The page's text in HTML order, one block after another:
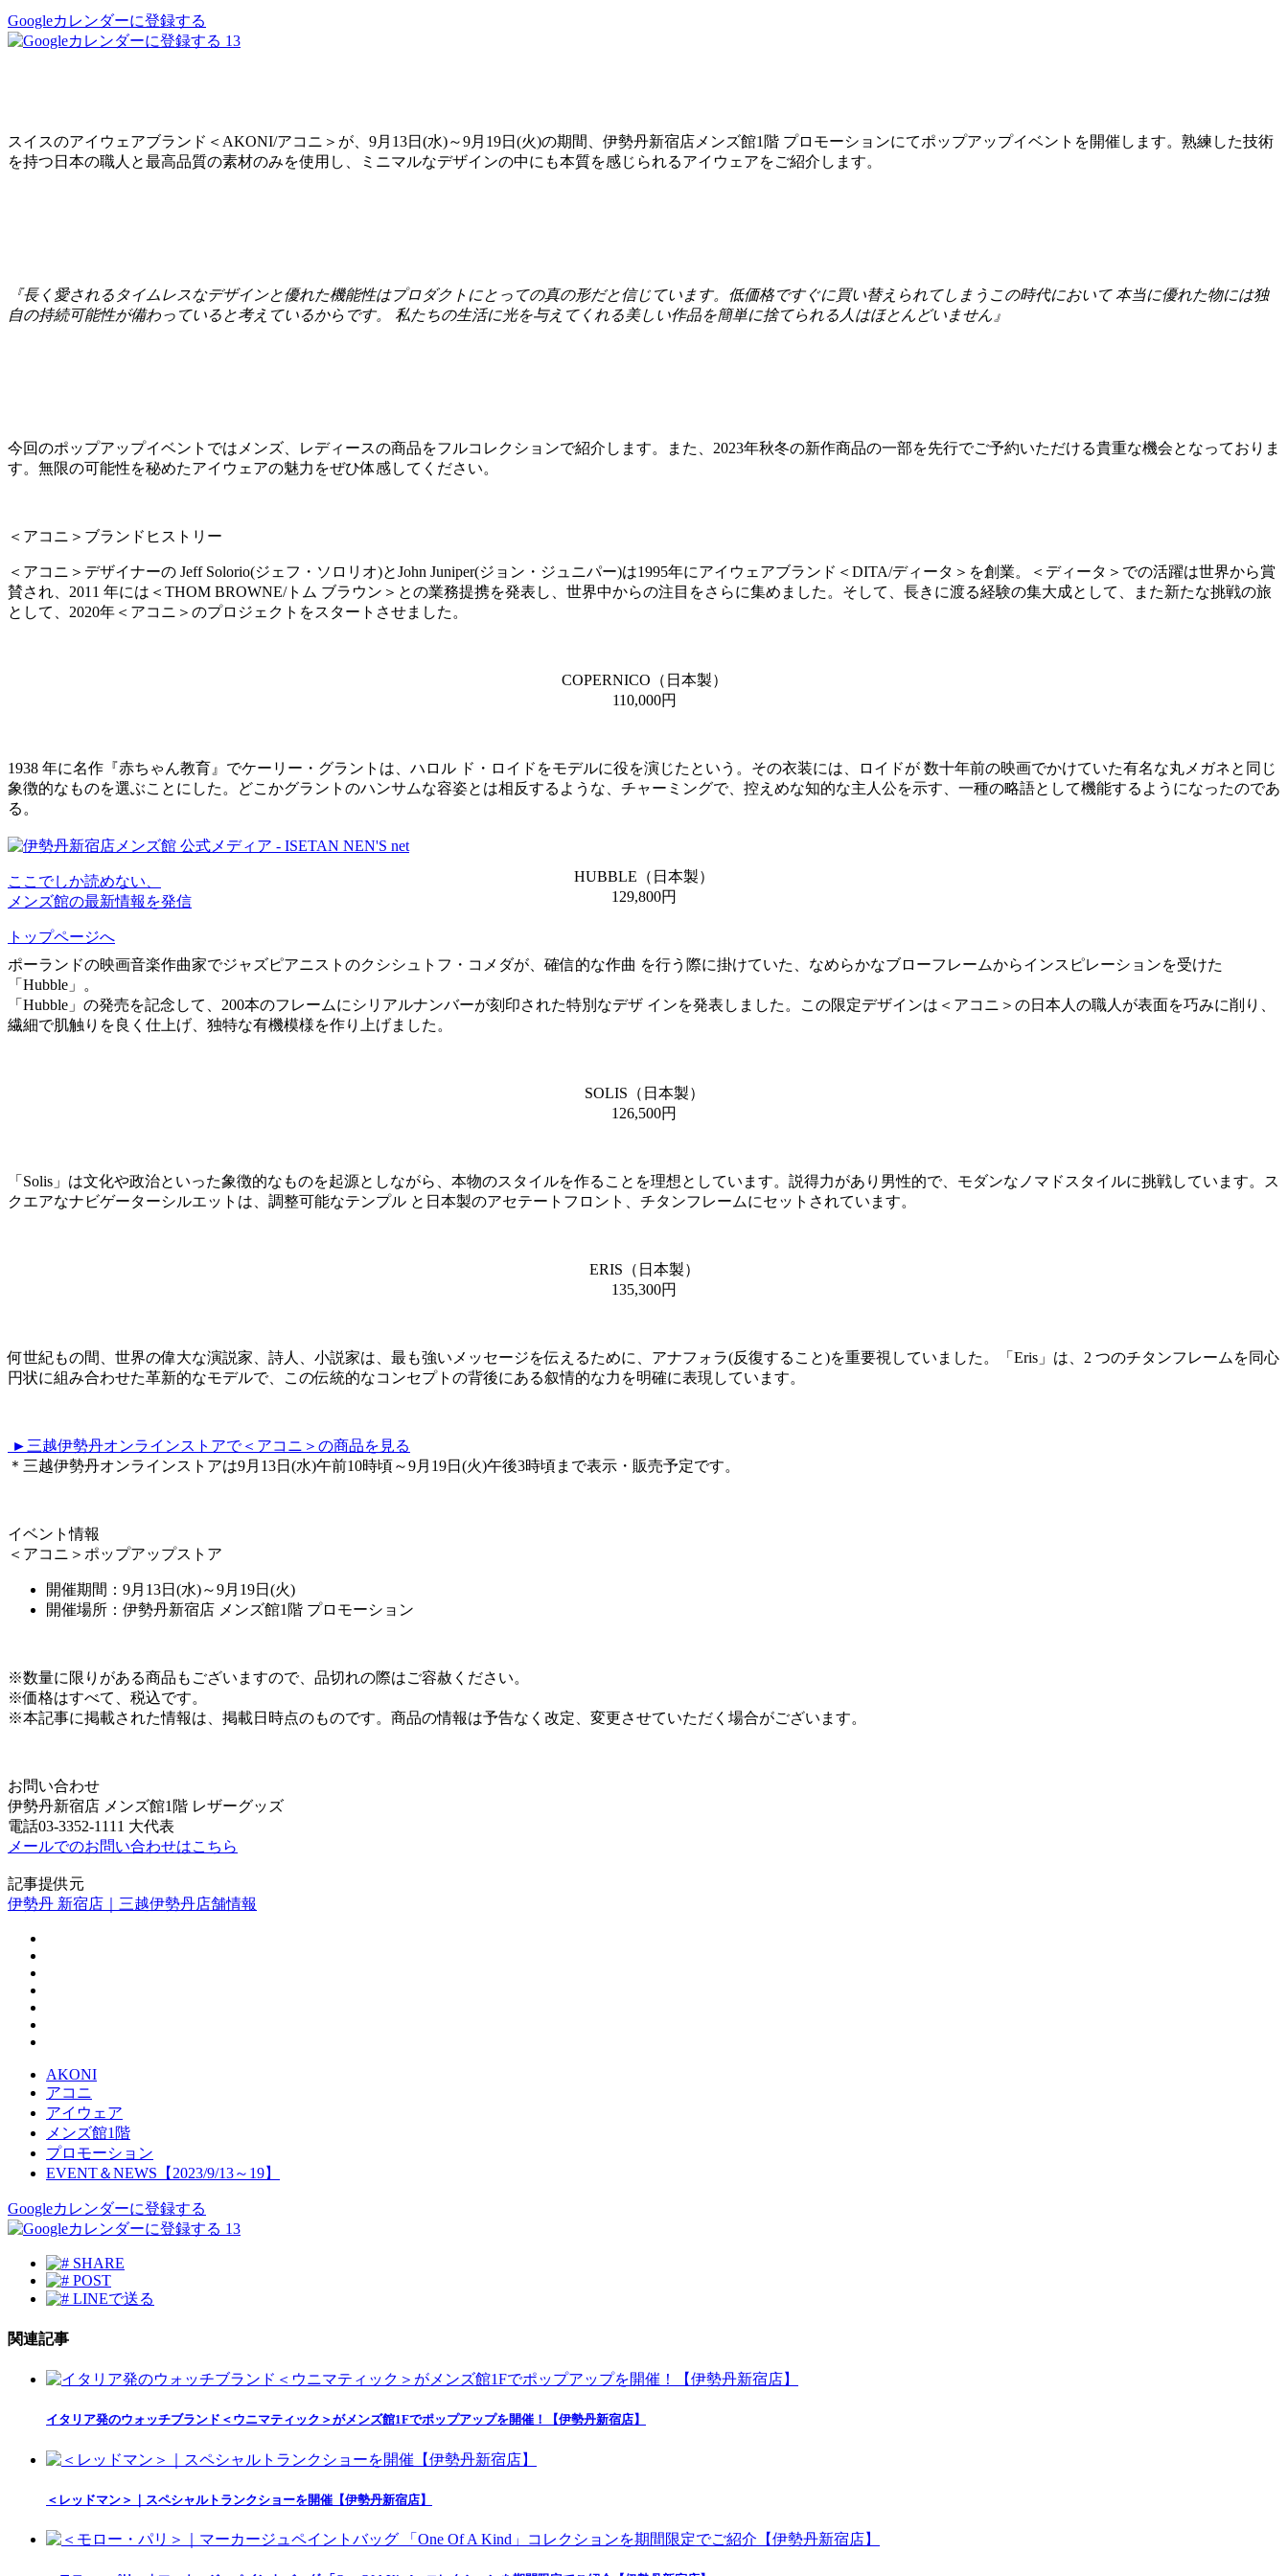
Googleカレンダーに登録する
13
スイスのアイウェアブランド＜AKONI/アコニ＞が、9月13日(水)～9月19日(火)の期間、伊勢丹新宿店メンズ館1階 プロモーションにてポップアップイベントを開催します。熟練した技術
を持つ日本の職人と最高品質の素材のみを使用し、ミニマルなデザインの中にも本質を感じられるアイウェアをご紹介します。
『長く愛されるタイムレスなデザインと優れた機能性はプロダクトにとっての真の形だと信じています。低価格ですぐに買い替えられてしまうこの時代において 本当に優れた物には独
自の持続可能性が備わっていると考えているからです。 私たちの生活に光を与えてくれる美しい作品を簡単に捨てられる人はほとんどいません』
今回のポップアップイベントではメンズ、レディースの商品をフルコレクションで紹介します。また、2023年秋冬の新作商品の一部を先行でご予約いただける貴重な機会となっておりま
す。無限の可能性を秘めたアイウェアの魅力をぜひ体感してください。
＜アコニ＞ブランドヒストリー
＜アコニ＞デザイナーの Jeff Solorio(ジェフ・ソロリオ)とJohn Juniper(ジョン・ジュニパー)は1995年にアイウェアブランド＜DITA/ディータ＞を創業。＜ディータ＞での活躍は世界から賞
賛され、2011 年には＜THOM BROWNE/トム ブラウン＞との業務提携を発表し、世界中からの注⽬をさらに集めました。そして、⻑きに渡る経験の集⼤成として、また新たな挑戦の旅
として、2020年＜アコニ＞のプロジェクトをスタートさせました。
COPERNICO（日本製）
110,000円
1938 年に名作『赤ちゃん教育』でケーリー・グラントは、ハロル ド・ロイドをモデルに役を演じたという。その衣装には、ロイドが 数十年前の映画でかけていた有名な丸メガネと同じ
象徴的なものを選ぶことにした。どこかグラントのハンサムな容姿とは相反するような、チャーミングで、控えめな知的な主人公を示す、一種の略語として機能するようになったのであ
る。
HUBBLE（日本製）
129,800円
ポーランドの映画音楽作曲家でジャズピアニストのクシシュトフ・コメダが、確信的な作曲 を行う際に掛けていた、なめらかなブローフレームからインスピレーションを受けた
「Hubble」。
「Hubble」の発売を記念して、200本のフレームにシリアルナンバーが刻印された特別なデザ インを発表しました。この限定デザインは＜アコニ＞の日本人の職人が表面を巧みに削り、
繊細で肌触りを良く仕上げ、独特な有機模様を作り上げました。
SOLIS（日本製）
126,500円
「Solis」は文化や政治といった象徴的なものを起源としながら、本物のスタイルを作ることを理想としています。説得力があり男性的で、モダンなノマドスタイルに挑戦しています。ス
クエアなナビゲーターシルエットは、調整可能なテンプル と日本製のアセテートフロント、チタンフレームにセットされています。
ERIS（日本製）
135,300円
何世紀もの間、世界の偉大な演説家、詩人、小説家は、最も強いメッセージを伝えるために、アナフォラ(反復すること)を重要視していました。「Eris」は、2 つのチタンフレームを同心
円状に組み合わせた革新的なモデルで、この伝統的なコンセプトの背後にある叙情的な力を明確に表現しています。
►三越伊勢丹オンラインストアで＜アコニ＞の商品を見る
＊三越伊勢丹オンラインストアは9月13日(水)午前10時頃～9月19日(火)午後3時頃まで表示・販売予定です。
イベント情報
＜アコニ＞ポップアップストア
開催期間：9月13日(水)～9月19日(火)
開催場所：伊勢丹新宿店 メンズ館1階 プロモーション
※数量に限りがある商品もございますので、品切れの際はご容赦ください。
※価格はすべて、税込です。
※本記事に掲載された情報は、掲載日時点のものです。商品の情報は予告なく改定、変更させていただく場合がございます。
お問い合わせ
伊勢丹新宿店 メンズ館1階 レザーグッズ
電話03-3352-1111 大代表
メールでのお問い合わせはこちら
記事提供元
伊勢丹 新宿店｜三越伊勢丹店舗情報
AKONI
アコニ
アイウェア
メンズ館1階
プロモーション
EVENT＆NEWS【2023/9/13～19】
Googleカレンダーに登録する
13
SHARE
POST
LINEで送る
関連記事
イタリア発のウォッチブランド＜ウニマティック＞がメンズ館1Fでポップアップを開催！【伊勢丹新宿店】
＜レッドマン＞｜スペシャルトランクショーを開催【伊勢丹新宿店】
ここでしか読めない、
メンズ館の最新情報を発信
トップページへ